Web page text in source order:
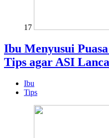
17
Ibu Menyusui
Tips agar ASI
Ibu
Tips